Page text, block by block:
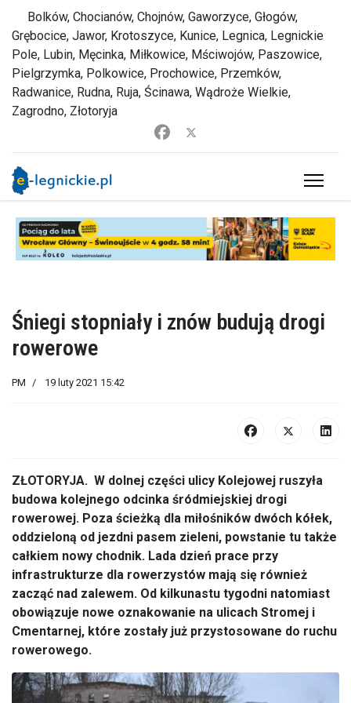
Bolków, Chocianów, Chojnów, Gaworzyce, Głogów,
Grębocice, Jawor, Krotoszyce, Kunice, Legnica, Legnickie
Pole, Lubin, Męcinka, Miłkowice, Mściwojów, Paszowice,
Pielgrzymka, Polkowice, Prochowice, Przemków,
Radwanice, Rudna, Ruja, Ścinawa, Wądroże Wielkie,
Zagrodno, Złotoryja
Śniegi stopniały i znów budują drogi
rowerowe
PM 19 luty 2021 15:42
ZŁOTORYJA. W dolnej części ulicy Kolejowej ruszyła
budowa kolejnego odcinka śródmiejskiej drogi
rowerowej. Poza ścieżką dla miłośników dwóch kółek,
oddzieloną od jezdni pasem zieleni, powstanie tu także
całkiem nowy chodnik. Lada dzień prace przy
infrastrukturze dla rowerzystów mają się również
zacząć nad zalewem. Od kilkunastu tygodni natomiast
obowiązuje nowe oznakowanie na ulicach Stromej i
Cmentarnej, które zostały już przystosowane do ruchu
rowerowego.